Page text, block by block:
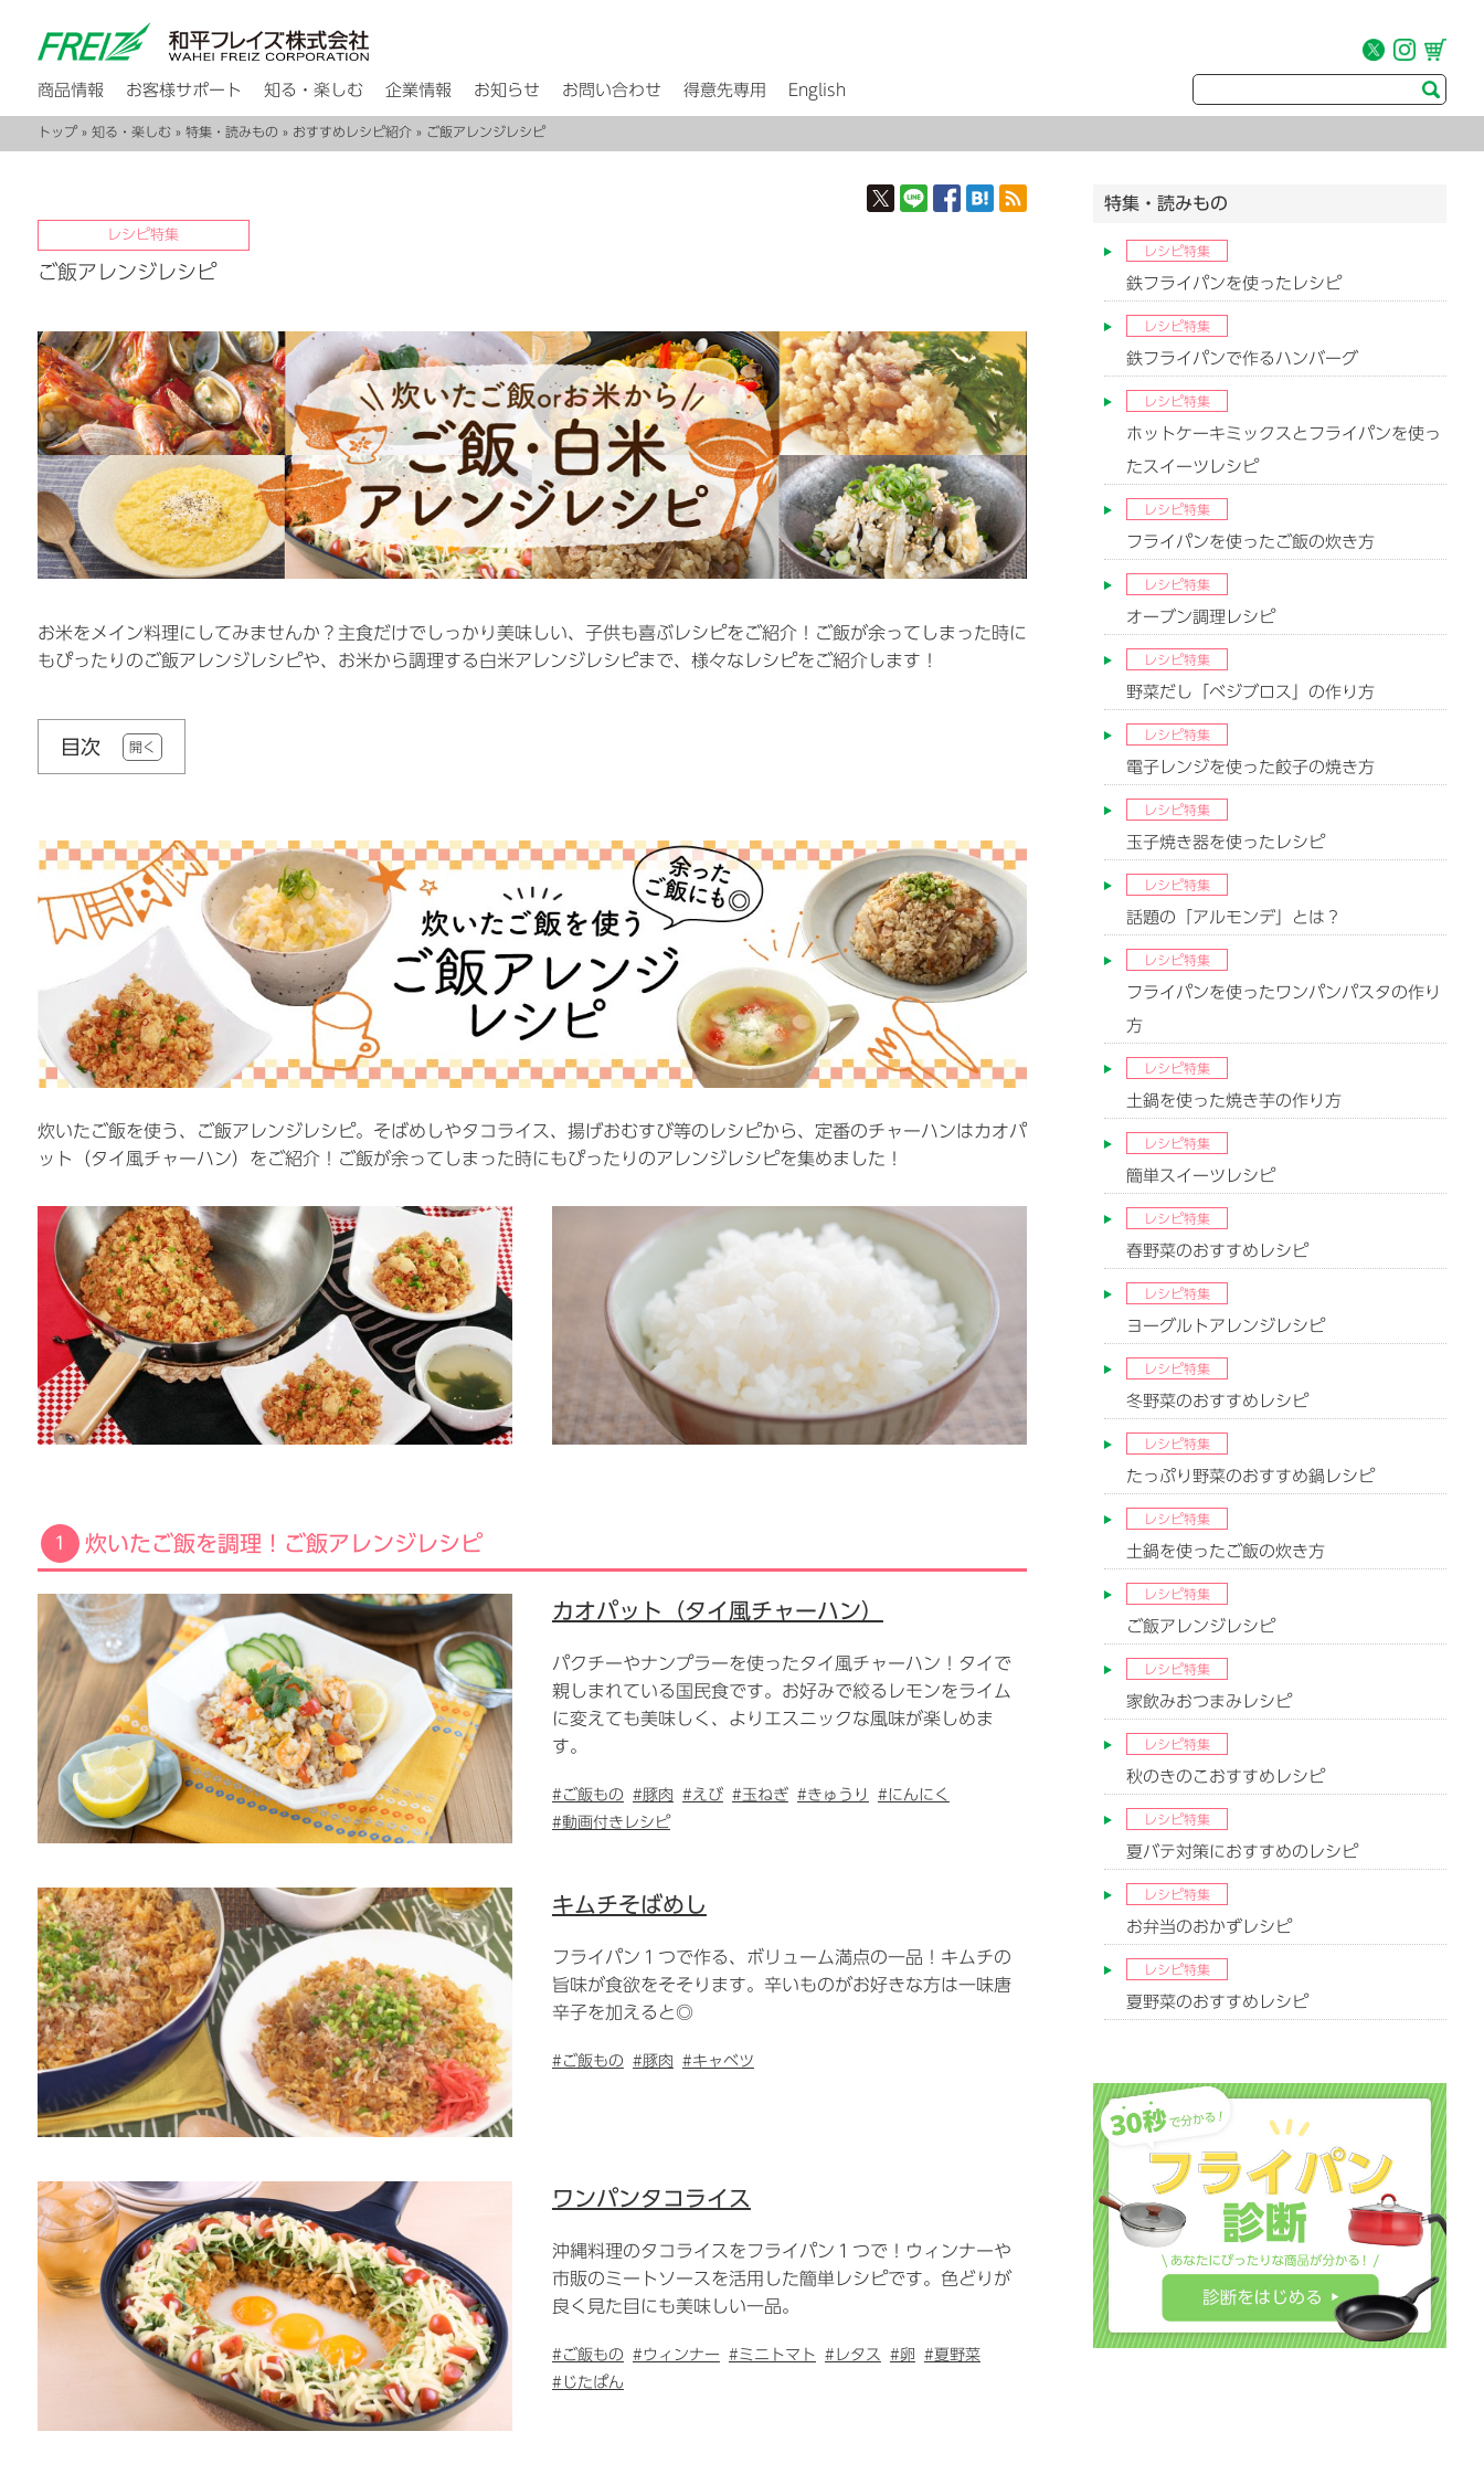
商品情報 お客様サポート 知る・楽しむ 企業情報 お知らせ お問い合わせ 得意先専用 English
トップ» 知る・楽しむ» 特集・読みもの » おすすめレシピ紹介» ご飯アレンジレシピ
レシピ特集
ご飯アレンジレシピ
お米をメイン料理にしてみませんか？主食だけでしっかり美味しい、子供も喜ぶレシピをご紹介！ご飯が余ってしまった時に
もぴったりのご飯アレンジレシピや、お米から調理する白米アレンジレシピまで、様々なレシピをご紹介します！
目次 開く
炊いたご飯を使う、ご飯アレンジレシピ。そばめしやタコライス、揚げおむすび等のレシピから、定番のチャーハンはカオパ
ット（タイ風チャーハン）をご紹介！ご飯が余ってしまった時にもぴったりのアレンジレシピを集めました！
1 炊いたご飯を調理！ご飯アレンジレシピ
カオパット（タイ風チャーハン）
パクチーやナンプラーを使ったタイ風チャーハン！タイで
親しまれている国民食です。お好みで絞るレモンをライム
に変えても美味しく、よりエスニックな風味が楽しめま
す。
#ご飯もの #豚肉 #えび #玉ねぎ #きゅうり
#にんにく
#動画付きレシピ
キムチそばめし
フライパン１つで作る、ボリューム満点の一品！キムチの
旨味が食欲をそそります。辛いものがお好きな方は一味唐
辛子を加えると◎
#ご飯もの #豚肉 #キャベツ
ワンパンタコライス
沖縄料理のタコライスをフライパン１つで！ウィンナーや
市販のミートソースを活用した簡単レシピです。色どりが
良く見た目にも美味しい一品。
#ご飯もの #ウィンナー #ミニトマト #レタス #卵
#夏野菜
#じたぱん
特集・読みもの
レシピ特集
鉄フライパンを使ったレシピ
レシピ特集
鉄フライパンで作るハンバーグ
レシピ特集
ホットケーキミックスとフライパンを使っ
たスイーツレシピ
レシピ特集
フライパンを使ったご飯の炊き方
レシピ特集
オーブン調理レシピ
レシピ特集
野菜だし「ベジブロス」の作り方
レシピ特集
電子レンジを使った餃子の焼き方
レシピ特集
玉子焼き器を使ったレシピ
レシピ特集
話題の「アルモンデ」とは？
レシピ特集
フライパンを使ったワンパンパスタの作り
方
レシピ特集
土鍋を使った焼き芋の作り方
レシピ特集
簡単スイーツレシピ
レシピ特集
春野菜のおすすめレシピ
レシピ特集
ヨーグルトアレンジレシピ
レシピ特集
冬野菜のおすすめレシピ
レシピ特集
たっぷり野菜のおすすめ鍋レシピ
レシピ特集
土鍋を使ったご飯の炊き方
レシピ特集
ご飯アレンジレシピ
レシピ特集
家飲みおつまみレシピ
レシピ特集
秋のきのこおすすめレシピ
レシピ特集
夏バテ対策におすすめのレシピ
レシピ特集
お弁当のおかずレシピ
レシピ特集
夏野菜のおすすめレシピ